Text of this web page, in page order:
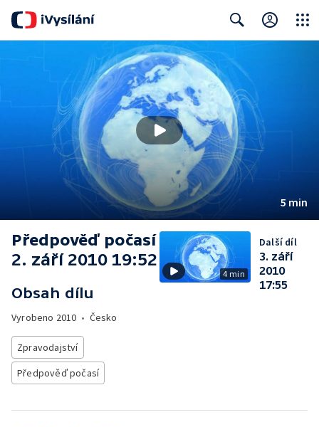
5 min
Předpověď počasí
2. září 2010 19:52
Obsah dílu
Vyrobeno 2010 • Česko
Zpravodajství
Předpověď počasí
4 min
Další díl
3. září
2010
17:55